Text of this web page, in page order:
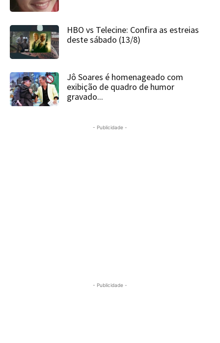
HBO vs Telecine: Confira as estreias
deste sábado (13/8)
Jô Soares é homenageado com
exibição de quadro de humor
gravado...
- Publicidade -
- Publicidade -